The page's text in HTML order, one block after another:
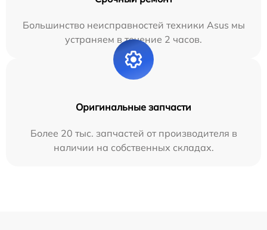
Большинство неисправностей техники Asus мы
устраняем в течение 2 часов.
Оригинальные запчасти
Более 20 тыс. запчастей от производителя в
наличии на собственных складах.